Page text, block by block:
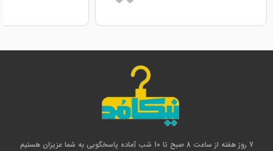
7 روز هفته از ساعت 8 صبح تا 10 شب آماده پاسخگویی به شما عزیزان هستیم